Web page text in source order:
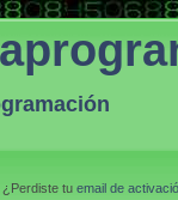
. ¿Perdiste tu email de